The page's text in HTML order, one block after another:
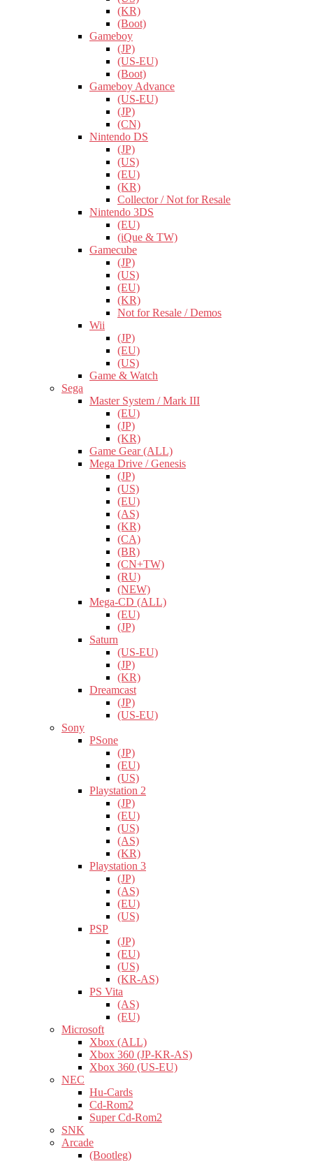
(KR)
(Boot)
Gameboy
(JP)
(US-EU)
(Boot)
Gameboy Advance
(US-EU)
(JP)
(CN)
Nintendo DS
(JP)
(US)
(EU)
(KR)
Collector / Not for Resale
Nintendo 3DS
(EU)
(iQue & TW)
Gamecube
(JP)
(US)
(EU)
(KR)
Not for Resale / Demos
Wii
(JP)
(EU)
(US)
Game & Watch
Sega
Master System / Mark III
(EU)
(JP)
(KR)
Game Gear (ALL)
Mega Drive / Genesis
(JP)
(US)
(EU)
(AS)
(KR)
(CA)
(BR)
(CN+TW)
(RU)
(NEW)
Mega-CD (ALL)
(EU)
(JP)
Saturn
(US-EU)
(JP)
(KR)
Dreamcast
(JP)
(US-EU)
Sony
PSone
(JP)
(EU)
(US)
Playstation 2
(JP)
(EU)
(US)
(AS)
(KR)
Playstation 3
(JP)
(AS)
(EU)
(US)
PSP
(JP)
(EU)
(US)
(KR-AS)
PS Vita
(AS)
(EU)
Microsoft
Xbox (ALL)
Xbox 360 (JP-KR-AS)
Xbox 360 (US-EU)
NEC
Hu-Cards
Cd-Rom2
Super Cd-Rom2
SNK
Arcade
(Bootleg)